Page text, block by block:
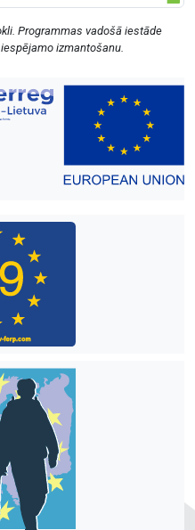
Programmas vadošā iestāde
izmantošanu.